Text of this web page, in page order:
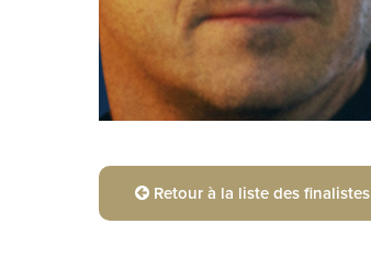
Retour à la liste des finalistes